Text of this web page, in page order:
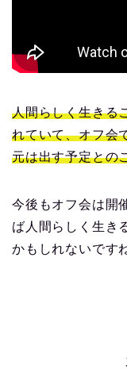
人間らしく生きる
れていて、オフ会
元は出す予定との
今後もオフ会は開
ば人間らしく生き
かもしれないです